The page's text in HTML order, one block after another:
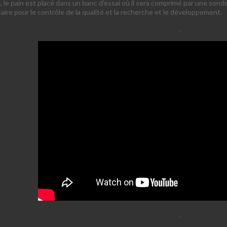
le pain est placé dans un banc d'essai où il sera comprimé par une
pour le contrôle de la qualité et la recherche et le développement.
.
.